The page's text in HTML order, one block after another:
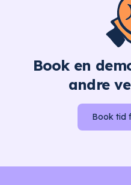
Book en
andre
Book tid